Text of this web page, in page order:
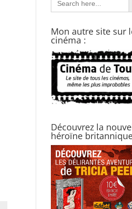
for:
Mon autre site sur
cinéma :
Découvrez la
héroïne